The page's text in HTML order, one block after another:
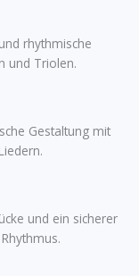
rhythmische
und Triolen.
Gestaltung mit
und ein sicherer